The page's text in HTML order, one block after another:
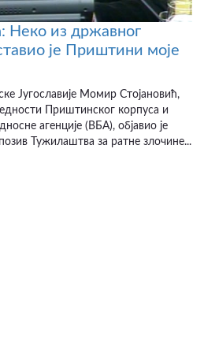
Неко из државног
је Приштини моје
Југославије Момир Стојановић,
Приштинског корпуса и
агенције (ВБА), објавио је
Тужилаштва за ратне злочине...